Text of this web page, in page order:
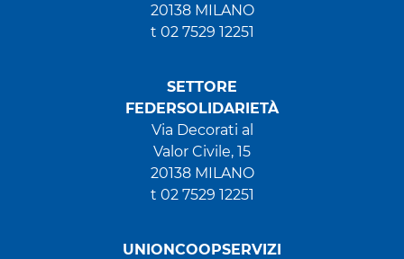
20138 MILANO
t 02 7529 12251
SETTORE
FEDERSOLIDARIETÀ
Via Decorati al
Valor Civile, 15
20138 MILANO
t 02 7529 12251
UNIONCOOPSERVIZI